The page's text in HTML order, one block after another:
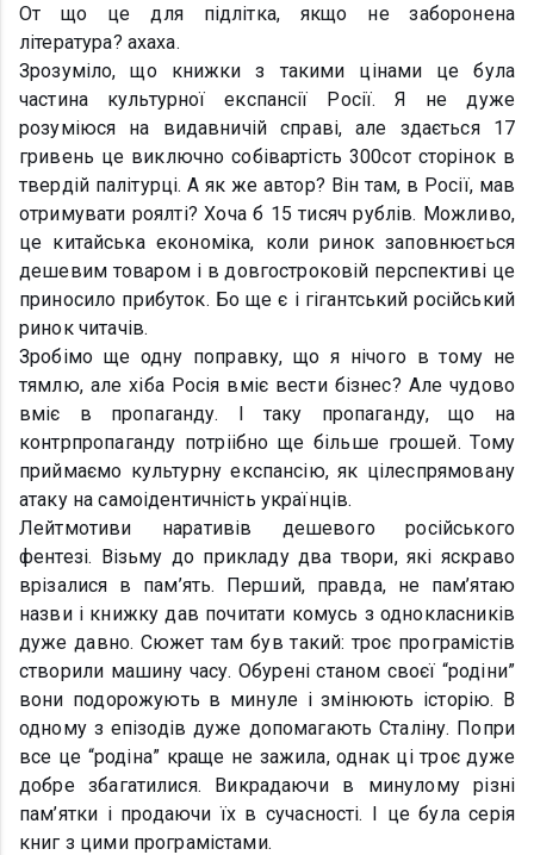
От що це для підлітка, якщо не заборонена
література? ахаха.
Зрозуміло, що книжки з такими цінами це була
частина культурної експансії Росії. Я не дуже
розуміюся на видавничій справі, але здається 17
гривень це виключно собівартість 300сот сторінок в
твердій палітурці. А як же автор? Він там, в Росії, мав
отримувати роялті? Хоча б 15 тисяч рублів. Можливо,
це китайська економіка, коли ринок заповнюється
дешевим товаром і в довгостроковій перспективі це
приносило прибуток. Бо ще є і гігантський російський
ринок читачів.
Зробімо ще одну поправку, що я нічого в тому не
тямлю, але хіба Росія вміє вести бізнес? Але чудово
вміє в пропаганду. І таку пропаганду, що на
контрпропаганду потріібно ще більше грошей. Тому
приймаємо культурну експансію, як цілеспрямовану
атаку на самоідентичність українців.
Лейтмотиви наративів дешевого російського
фентезі. Візьму до прикладу два твори, які яскраво
врізалися в пам’ять. Перший, правда, не пам’ятаю
назви і книжку дав почитати комусь з однокласників
дуже давно. Сюжет там був такий: троє програмістів
створили машину часу. Обурені станом своєї “родіни”
вони подорожують в минуле і змінюють історію. В
одному з епізодів дуже допомагають Сталіну. Попри
все це “родіна” краще не зажила, однак ці троє дуже
добре збагатилися. Викрадаючи в минулому різні
пам’ятки і продаючи їх в сучасності. І це була серія
книг з цими програмістами.